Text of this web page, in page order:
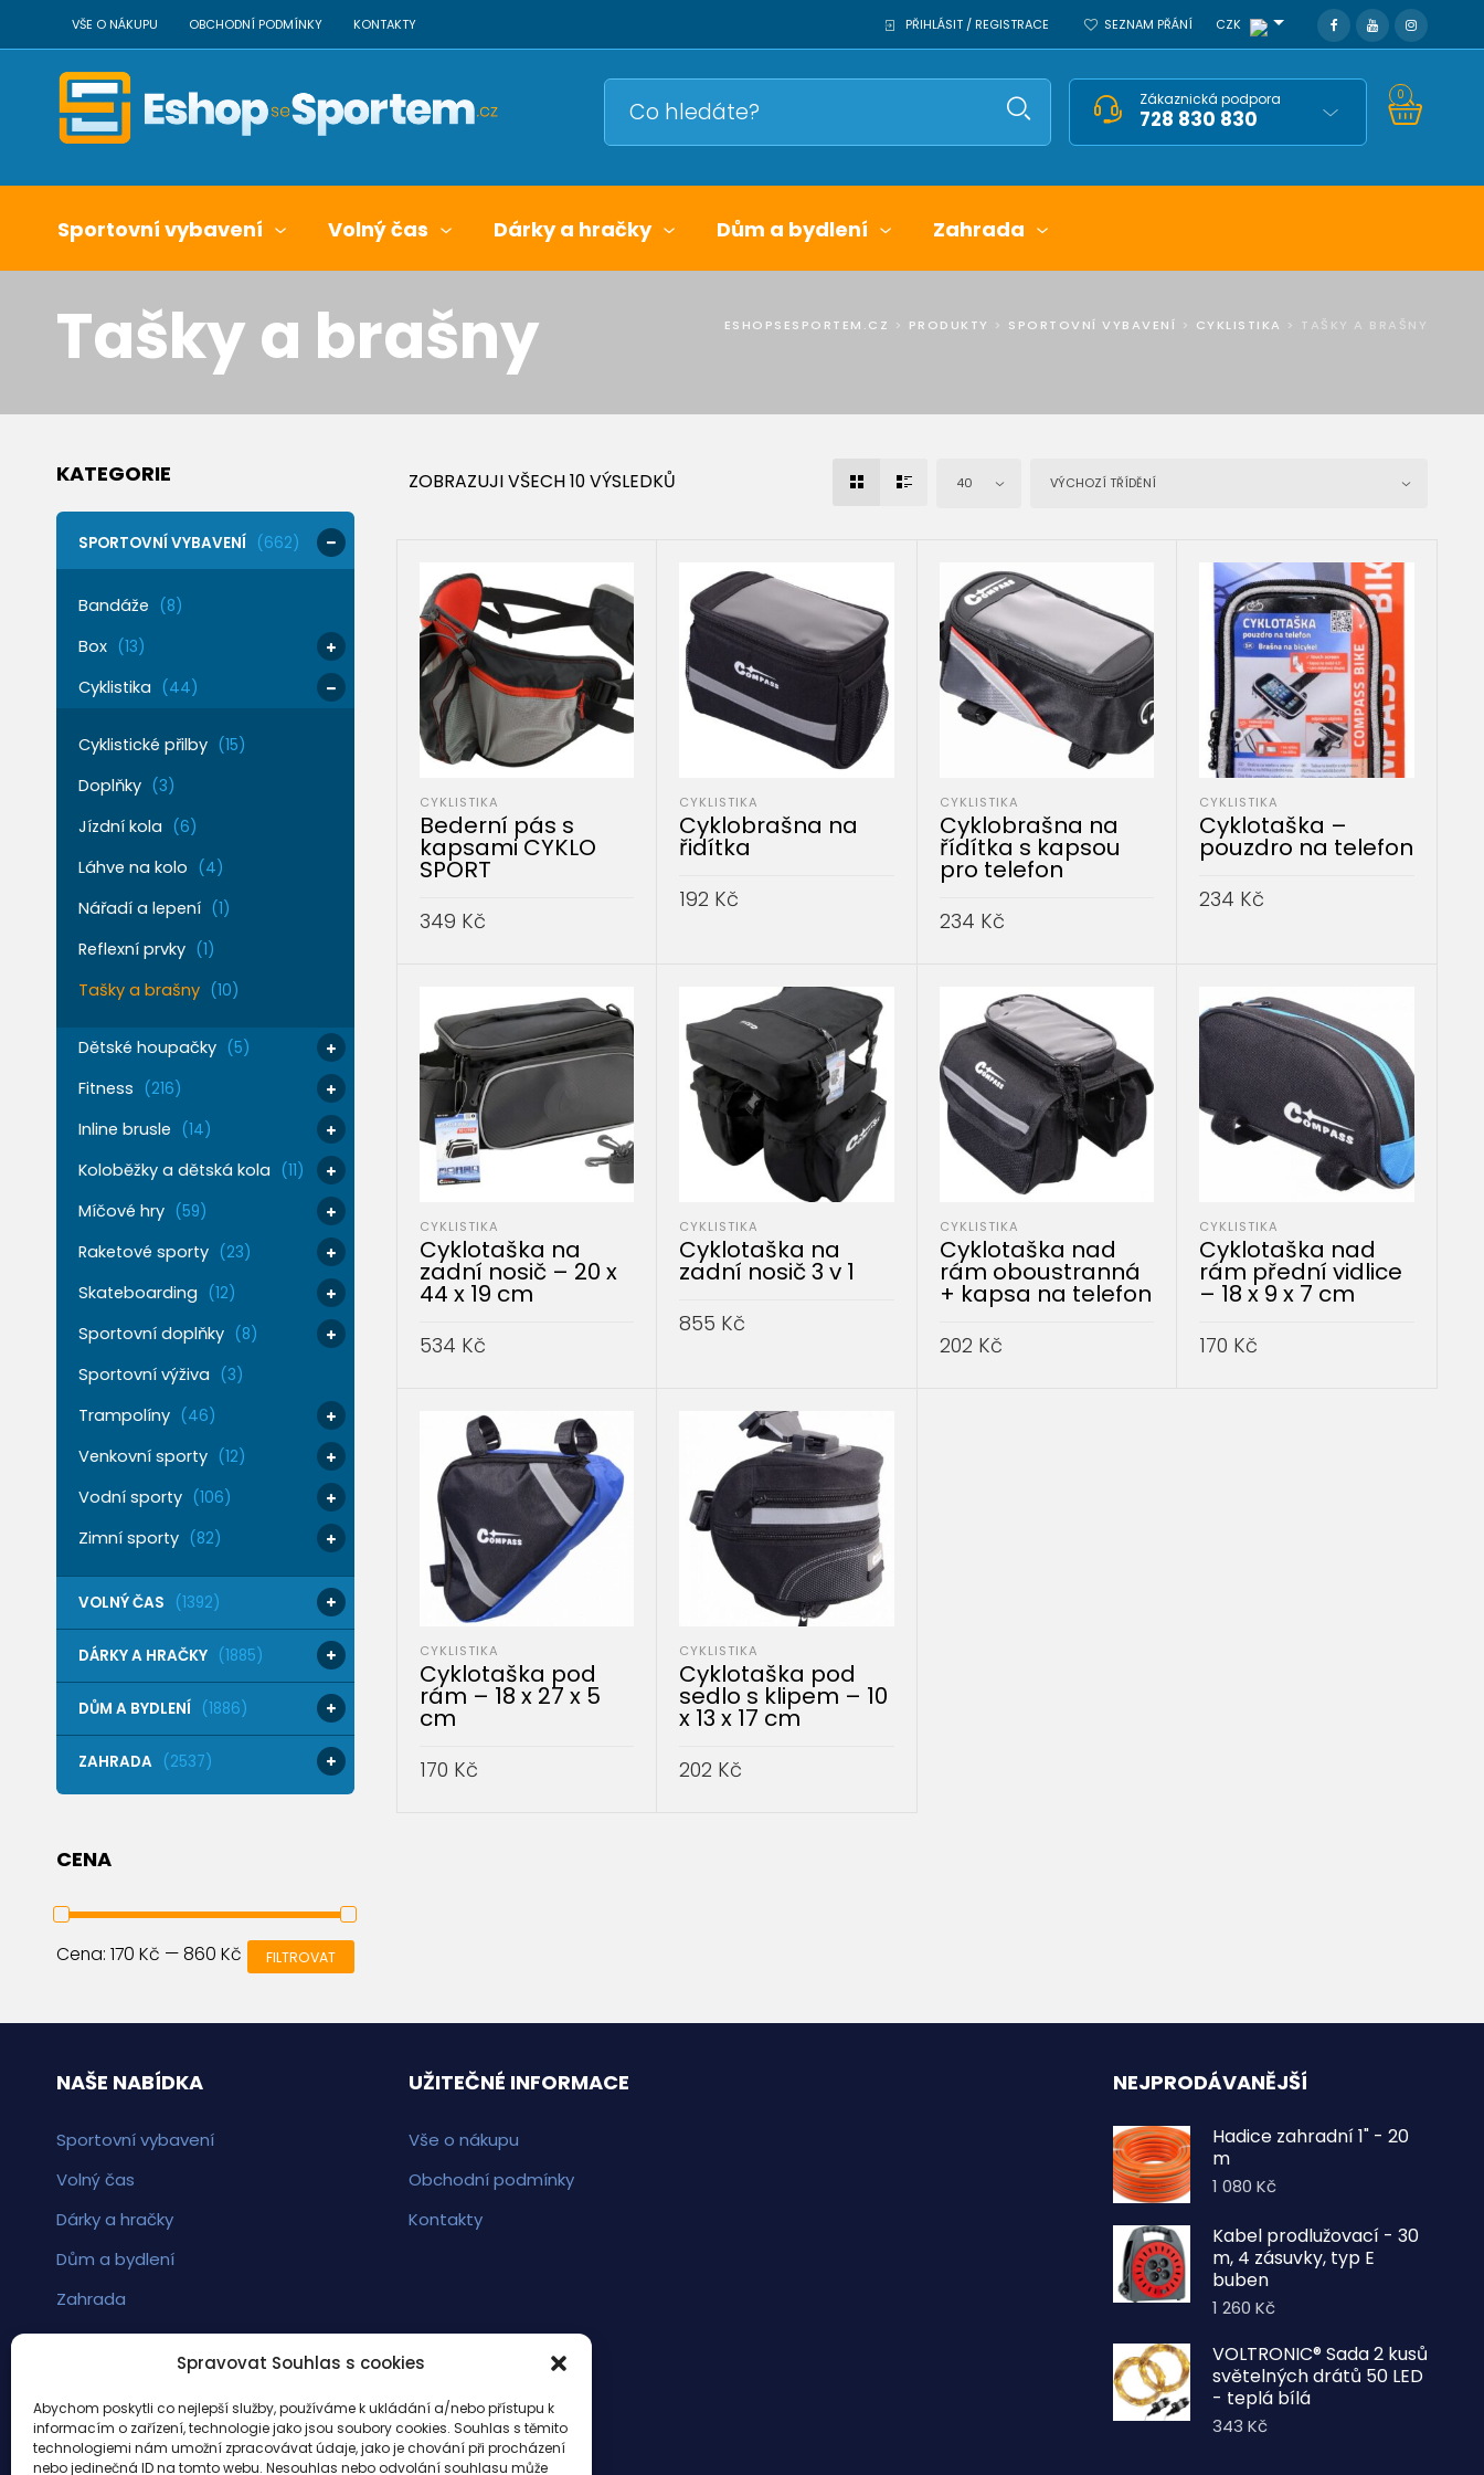
Spravovat Souhlas s cookies
Abychom poskytli co nejlepší služby, používáme k ukládání a/nebo přístupu k
informacím o zařízení, technologie jako jsou soubory cookies. Souhlas s těmito
technologiemi nám umožní zpracovávat údaje, jako je chování při procházení
nebo jedinečná ID na tomto webu. Nesouhlas nebo odvolání souhlasu může
VŠE O NÁKUPU OBCHODNÍ PODMÍNKY KONTAKTY PŘIHLÁSIT / REGISTRACE SEZNAM PŘÁNÍ CZK
Zákaznická podpora
728 830 830
0
Sportovní vybavení Volný čas Dárky a hračky Dům a bydlení Zahrada
ESHOPSESPORTEM.CZ > PRODUKTY > SPORTOVNÍ VYBAVENÍ > CYKLISTIKA > TAŠKY A BRAŠNY
Tašky a brašny
KATEGORIE
SPORTOVNÍ VYBAVENÍ (662)
Bandáže (8)
Box (13)
Cyklistika (44)
Cyklistické přilby (15)
Doplňky (3)
Jízdní kola (6)
Láhve na kolo (4)
Nářadí a lepení (1)
Reflexní prvky (1)
Tašky a brašny (10)
Dětské houpačky (5)
Fitness (216)
Inline brusle (14)
Koloběžky a dětská kola (11)
Míčové hry (59)
Raketové sporty (23)
Skateboarding (12)
Sportovní doplňky (8)
Sportovní výživa (3)
Trampolíny (46)
Venkovní sporty (12)
Vodní sporty (106)
Zimní sporty (82)
VOLNÝ ČAS (1392)
DÁRKY A HRAČKY (1885)
DŮM A BYDLENÍ (1886)
ZAHRADA (2537)
CENA
FILTROVAT
Cena: 170 Kč —860 Kč
ZOBRAZUJI VŠECH 10 VÝSLEDKŮ 40 VÝCHOZÍ TŘÍDĚNÍ
CYKLISTIKA
Bederní pás s
kapsami CYKLO
SPORT
349 Kč
CYKLISTIKA
Cyklobrašna na
řidítka
192 Kč
CYKLISTIKA
Cyklobrašna na
řídítka s kapsou
pro telefon
234 Kč
CYKLISTIKA
Cyklotaška –
pouzdro na telefon
234 Kč
CYKLISTIKA
Cyklotaška na
zadní nosič – 20 x
44 x 19 cm
534 Kč
CYKLISTIKA
Cyklotaška na
zadní nosič 3 v 1
855 Kč
CYKLISTIKA
Cyklotaška nad
rám oboustranná
+ kapsa na telefon
202 Kč
CYKLISTIKA
Cyklotaška nad
rám přední vidlice
– 18 x 9 x 7 cm
170 Kč
CYKLISTIKA
Cyklotaška pod
rám – 18 x 27 x 5
cm
170 Kč
CYKLISTIKA
Cyklotaška pod
sedlo s klipem – 10
x 13 x 17 cm
202 Kč
NAŠE NABÍDKA
Sportovní vybavení
Volný čas
Dárky a hračky
Dům a bydlení
Zahrada
UŽITEČNÉ INFORMACE
Vše o nákupu
Obchodní podmínky
Kontakty
NEJPRODÁVANĚJŠÍ
Hadice zahradní 1" - 20
m
1 080 Kč
Kabel prodlužovací - 30
m, 4 zásuvky, typ E
buben
1 260 Kč
VOLTRONIC® Sada 2 kusů
světelných drátů 50 LED
- teplá bílá
343 Kč